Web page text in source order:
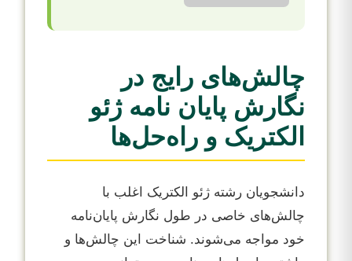
چالش‌های رایج در
نگارش پایان نامه ژئو
الکتریک و راه‌حل‌ها
دانشجویان رشته ژئو الکتریک اغلب با
چالش‌های خاصی در طول نگارش پایان‌نامه
خود مواجه می‌شوند. شناخت این چالش‌ها و